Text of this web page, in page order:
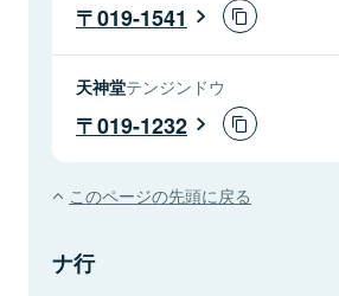
019-1541
天神堂テンジンドウ
019-1232
このページの先頭に戻る
ナ行